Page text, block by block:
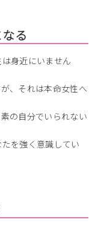
る
身近にいません
、それは本命女性へ
の自分でいられない
を強く意識してい